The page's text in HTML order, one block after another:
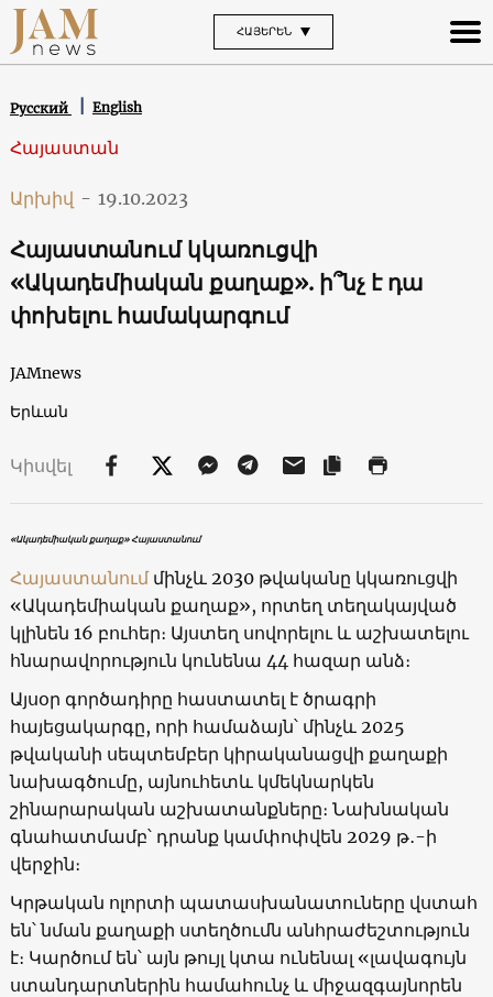
ՀԱՅԵՐԵՆ
Русский English
Հայաստան
Արխիվ - 19.10.2023
Հայաստանում կկառուցվի
«Ակադեմիական քաղաք». ի՞նչ է դա
փոխելու համակարգում
JAMnews
Երևան
Կիսվել
«Ակադեմիական քաղաք» Հայաստանում
Հայաստանումմինչև 2030 թվականը կկառուցվի
«Ակադեմիական քաղաք», որտեղ տեղակայված
կլինեն 16 բուհեր։ Այստեղ սովորելու և աշխատելու
հնարավորություն կունենա 44 հազար անձ։
Այսօր գործադիրը հաստատել է ծրագրի
հայեցակարգը, որի համաձայն՝ մինչև 2025
թվականի սեպտեմբեր կիրականացվի քաղաքի
նախագծումը, այնուհետև կմեկնարկեն
շինարարական աշխատանքները։ Նախնական
գնահատմամբ՝ դրանք կամփոփվեն 2029 թ․-ի
վերջին։
Կրթական ոլորտի պատասխանատուները վստահ
են՝ նման քաղաքի ստեղծումն անհրաժեշտություն
է։ Կարծում են՝ այն թույլ կտա ունենալ «լավագույն
ստանդարտներին համահունչ և միջազգայնորեն